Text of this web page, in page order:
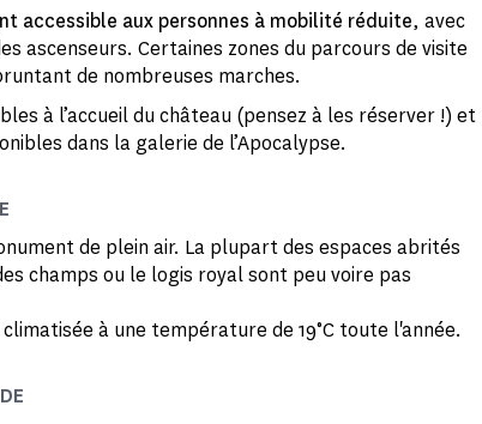
accessible aux personnes à mobilité réduite, avec
ascenseurs. Certaines zones du parcours de visite
de nombreuses marches.
à l’accueil du château (pensez à les réserver !) et
dans la galerie de l’Apocalypse.
de plein air. La plupart des espaces abrités
champs ou le logis royal sont peu voire pas
à une température de 19°C toute l'année.